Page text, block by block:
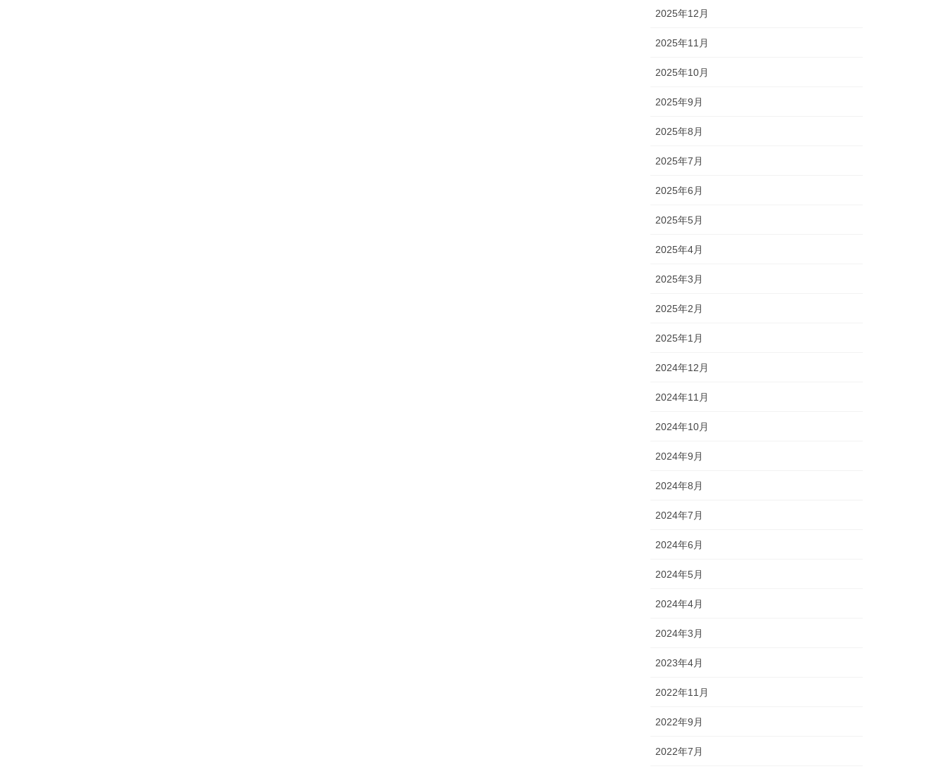
2025年12月
2025年11月
2025年10月
2025年9月
2025年8月
2025年7月
2025年6月
2025年5月
2025年4月
2025年3月
2025年2月
2025年1月
2024年12月
2024年11月
2024年10月
2024年9月
2024年8月
2024年7月
2024年6月
2024年5月
2024年4月
2024年3月
2023年4月
2022年11月
2022年9月
2022年7月